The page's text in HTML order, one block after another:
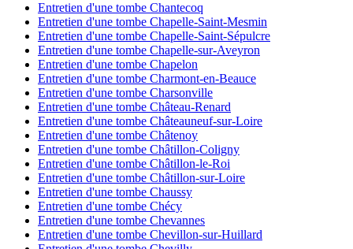
Entretien d'une tombe Chantecoq
Entretien d'une tombe Chapelle-Saint-Mesmin
Entretien d'une tombe Chapelle-Saint-Sépulcre
Entretien d'une tombe Chapelle-sur-Aveyron
Entretien d'une tombe Chapelon
Entretien d'une tombe Charmont-en-Beauce
Entretien d'une tombe Charsonville
Entretien d'une tombe Château-Renard
Entretien d'une tombe Châteauneuf-sur-Loire
Entretien d'une tombe Châtenoy
Entretien d'une tombe Châtillon-Coligny
Entretien d'une tombe Châtillon-le-Roi
Entretien d'une tombe Châtillon-sur-Loire
Entretien d'une tombe Chaussy
Entretien d'une tombe Chécy
Entretien d'une tombe Chevannes
Entretien d'une tombe Chevillon-sur-Huillard